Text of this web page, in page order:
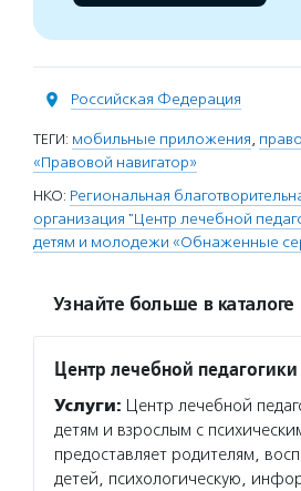
Российская Федерация
ТЕГИ: мобильные приложения,
«Правовой навигатор»
НКО: Региональная
организация "Центр лечебной
детям и молодежи «Обнаженные
Узнайте больше в
Центр лечебной педагогики
Услуги: Центр лечебной
детям и взрослым с
предоставляет родителям,
детей, психологическую,